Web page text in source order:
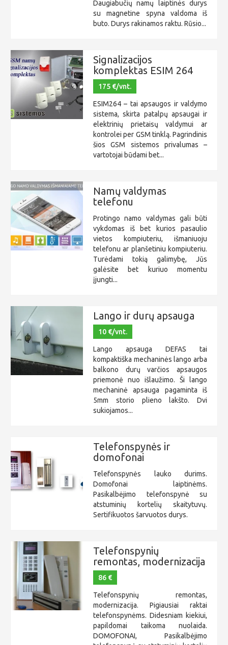
Daugiabučių namų laiptinės durys
su magnetine spyna valdoma iš
buto. Durys rakinamos raktu. Rūsio...
Signalizacijos
komplektas ESIM 264
175 €/vnt.
ESIM264 – tai apsaugos ir valdymo
sistema, skirta patalpų apsaugai ir
elektrinių prietaisų valdymui ar
kontrolei per GSM tinklą. Pagrindinis
šios GSM sistemos privalumas –
vartotojai būdami bet...
Namų valdymas
telefonu
Protingo namo valdymas gali būti
vykdomas iš bet kurios pasaulio
vietos kompiuteriu, išmaniuoju
telefonu ar planšetiniu kompiuteriu.
Turėdami tokią galimybę, Jūs
galėsite bet kuriuo momentu
įjungti...
Lango ir durų apsauga
10 €/vnt.
Lango apsauga DEFAS tai
kompaktiška mechaninės lango arba
balkono durų varčios apsaugos
priemonė nuo išlaužimo. Ši lango
mechaninė apsauga pagaminta iš
5mm storio plieno lakšto. Dvi
sukiojamos...
Telefonspynės ir
domofonai
Telefonspynės lauko durims.
Domofonai laiptinėms.
Pasikalbėjimo telefonspynė su
atstuminių kortelių skaitytuvų.
Sertifikuotos šarvuotos durys.
Telefonspynių
remontas, modernizacija
86 €
Telefonspynių remontas,
modernizacija. Pigiausiai raktai
telefonspynėms. Didesniam kiekiui,
papildomai taikoma nuolaida.
DOMOFONAI, Pasikalbėjimo